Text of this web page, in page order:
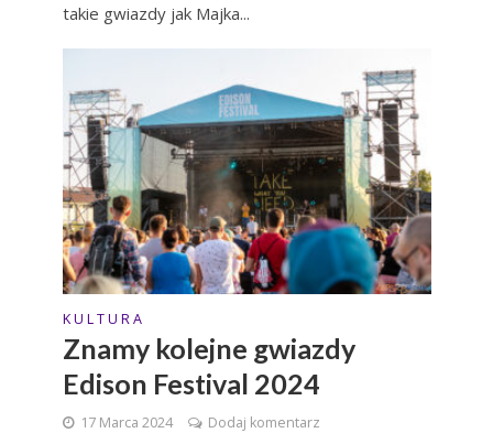
takie gwiazdy jak Majka...
K U L T U R A
Znamy kolejne gwiazdy
Edison Festival 2024
17 Marca 2024 Dodaj komentarz